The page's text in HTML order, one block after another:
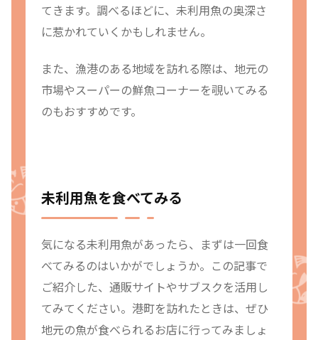
てきます。調べるほどに、未利用魚の奥深さ
に惹かれていくかもしれません。
また、漁港のある地域を訪れる際は、地元の
市場やスーパーの鮮魚コーナーを覗いてみる
のもおすすめです。
未利用魚を食べてみる
気になる未利用魚があったら、まずは一回食
べてみるのはいかがでしょうか。この記事で
ご紹介した、通販サイトやサブスクを活用し
てみてください。港町を訪れたときは、ぜひ
地元の魚が食べられるお店に行ってみましょ